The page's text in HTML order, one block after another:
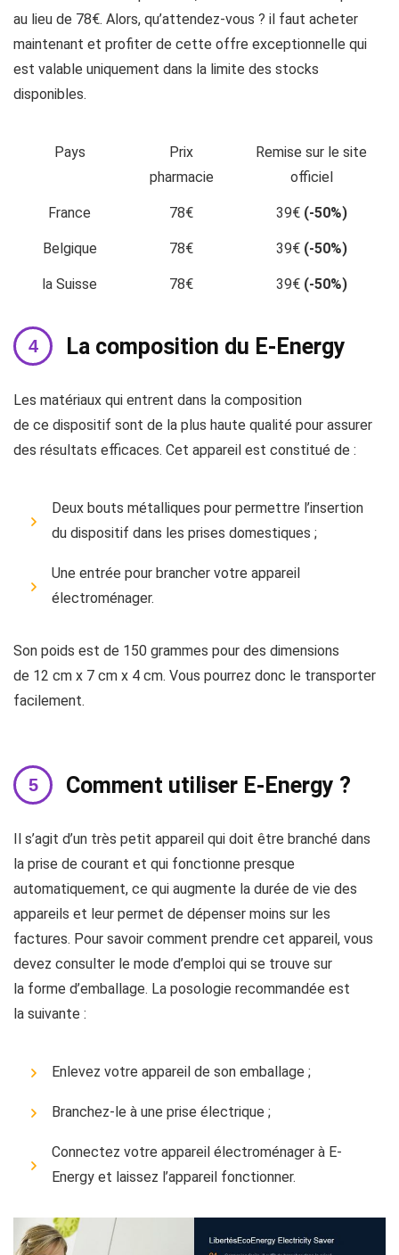
au lieu de 78€. Alors, qu’attendez-vous ? il faut acheter
maintenant et profiter de cette offre exceptionnelle qui
est valable uniquement dans la limite des stocks
disponibles.
Pays
Prix
pharmacie
Remise sur le site
officiel
France 78€ 39€ (-50%)
Belgique 78€ 39€ (-50%)
la Suisse 78€ 39€ (-50%)
La composition du E-Energy
Les matériaux qui entrent dans la composition
de ce dispositif sont de la plus haute qualité pour assurer
des résultats efficaces. Cet appareil est constitué de :
Deux bouts métalliques pour permettre l’insertion
du dispositif dans les prises domestiques ;
Une entrée pour brancher votre appareil
électroménager.
Son poids est de 150 grammes pour des dimensions
de 12 cm x 7 cm x 4 cm. Vous pourrez donc le transporter
facilement.
Comment utiliser E-Energy ?
Il s’agit d’un très petit appareil qui doit être branché dans
la prise de courant et qui fonctionne presque
automatiquement, ce qui augmente la durée de vie des
appareils et leur permet de dépenser moins sur les
factures. Pour savoir comment prendre cet appareil, vous
devez consulter le mode d’emploi qui se trouve sur
la forme d’emballage. La posologie recommandée est
la suivante :
Enlevez votre appareil de son emballage ;
Branchez-le à une prise électrique ;
Connectez votre appareil électroménager à E-
Energy et laissez l’appareil fonctionner.